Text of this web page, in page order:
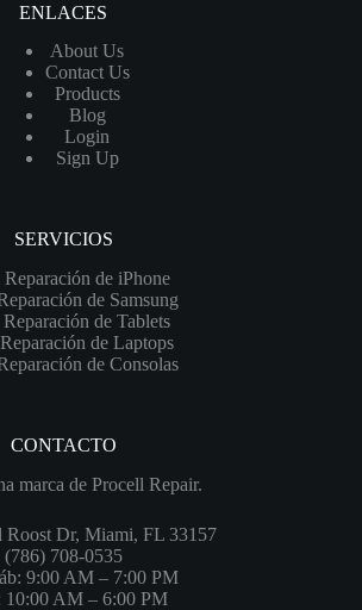
ENLACES
About Us
Contact Us
Products
Blog
Login
Sign Up
SERVICIOS
Reparación de iPhone
de Samsung
Reparación de Tablets
Reparación de Laptops
de Consolas
CONTACTO
marca de Procell Repair.
Roost Dr, Miami, FL 33157
(786) 708-0535
9:00 AM – 7:00 PM
10:00 AM – 6:00 PM